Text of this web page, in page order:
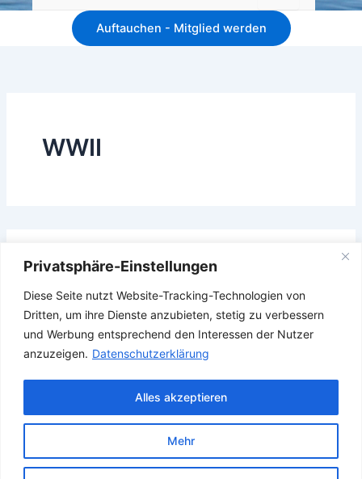
Privatsphäre-Einstellungen
Diese Seite nutzt Website-Tracking-Technologien von
Dritten, um ihre Dienste anzubieten, stetig zu verbessern
und Werbung entsprechend den Interessen der Nutzer
anzuzeigen. Datenschutzerklärung
Mehr
Alles akzeptieren
Auftauchen - Mitglied werden
WWII
Das Gesuchte konnte leider nicht gefunden werden.
Vielleicht hilft die Suchfunktion.
Suchen
nach:
Copyright © 2026 Verband Deutscher Ubootfahrer e.V.